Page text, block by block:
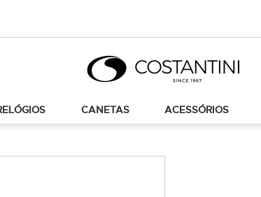
CANETAS ACESSÓRIOS